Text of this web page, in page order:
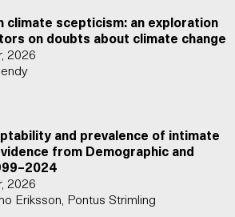
climate scepticism: an exploration
on doubts about climate change
2026
and prevalence of intimate
from Demographic and
2026
Eriksson, Pontus Strimling